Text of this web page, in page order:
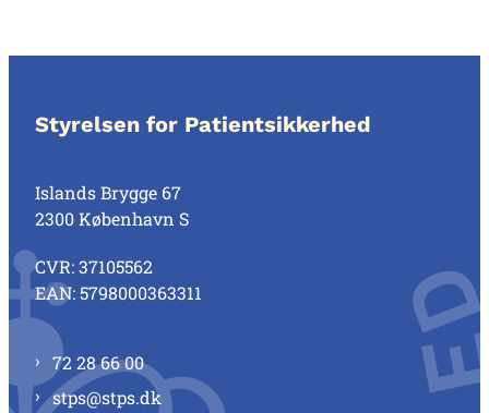
Styrelsen for Patientsikkerhed
Islands Brygge 67
2300 København S
CVR: 37105562
EAN: 5798000363311
72 28 66 00
stps@stps.dk